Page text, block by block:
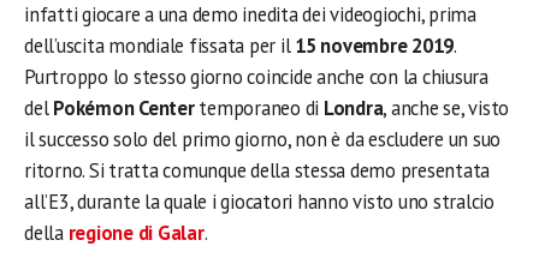
infatti giocare a una demo inedita dei videogiochi, prima
dell’uscita mondiale fissata per il15 novembre 2019.
Purtroppo lo stesso giorno coincide anche con la chiusura
delPokémon Centertemporaneo di Londra, anche se, visto
il successo solo del primo giorno, non è da escludere un suo
ritorno. Si tratta comunque della stessa demo presentata
all’E3, durante la quale i giocatori hanno visto uno stralcio
della regione di Galar.